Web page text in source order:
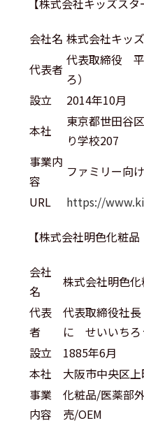
【株式会社キッズス
会社名 株式会社キッ
代表者
代表取締役
ろ）
設立
2014年10月
本社
東京都世田谷
り学校207
事業内
容
ファミリー向
URL
https://
【株式会社明色化粧
会社
名
株式会社明色化
代表
者
代表取締役社
に せいいちろ
設立
1885年6月
本社
大阪市中央区
事業
内容
化粧品/医薬部
売/OEM